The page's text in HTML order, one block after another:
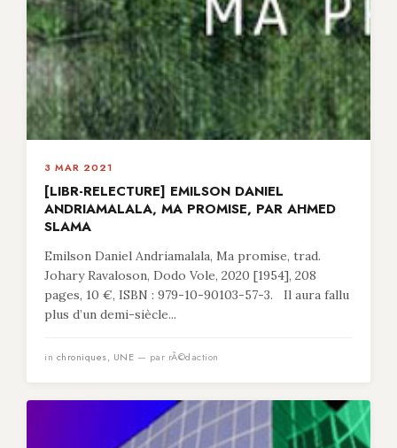
3 MAR 2021
[LIBR-RELECTURE] EMILSON DANIEL
ANDRIAMALALA, MA PROMISE, PAR AHMED
SLAMA
Emilson Daniel Andriamalala, Ma promise, trad.
Johary Ravaloson, Dodo Vole, 2020 [1954], 208
pages, 10 €, ISBN : 979-10-90103-57-3. Il aura fallu
plus d’un demi-siècle...
in chroniques, UNE — par rÃ©daction